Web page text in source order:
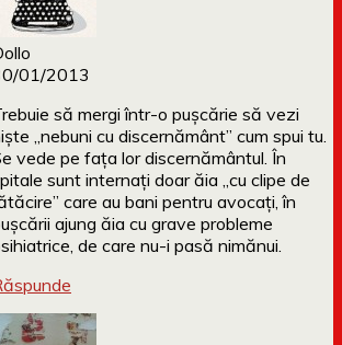
01/2013
să mergi într-o pușcărie să vezi
„nebuni cu discernământ” cum spui tu.
vede pe fața lor discernământul. În
sunt internați doar ăia „cu clipe de
care au bani pentru avocați, în
ajung ăia cu grave probleme
de care nu-i pasă nimănui.